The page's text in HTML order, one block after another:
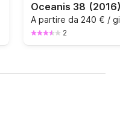
Oceanis 38
A partire da 240 € /
2